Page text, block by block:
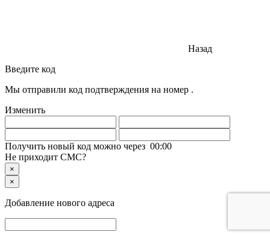
Назад
Введите код
Мы отправили код подтверждения на номер .
Изменить
Получить новый код можно через 00:00
Не приходит СМС?
×
×
Добавление нового адреса